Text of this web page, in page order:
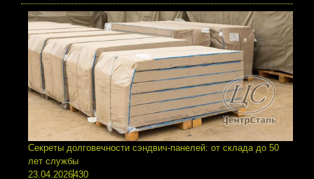
Секреты долговечности сэндвич-панелей: от склада до 50
лет службы
23.04.2026430